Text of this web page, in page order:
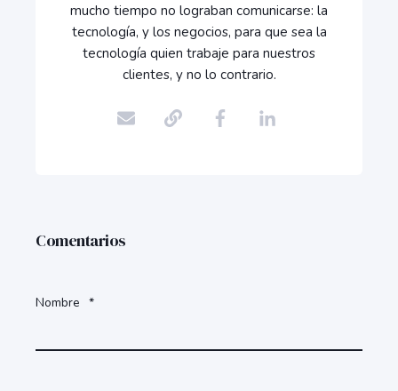
mucho tiempo no lograban comunicarse: la
tecnología, y los negocios, para que sea la
tecnología quien trabaje para nuestros
clientes, y no lo contrario.
Comentarios
Nombre *